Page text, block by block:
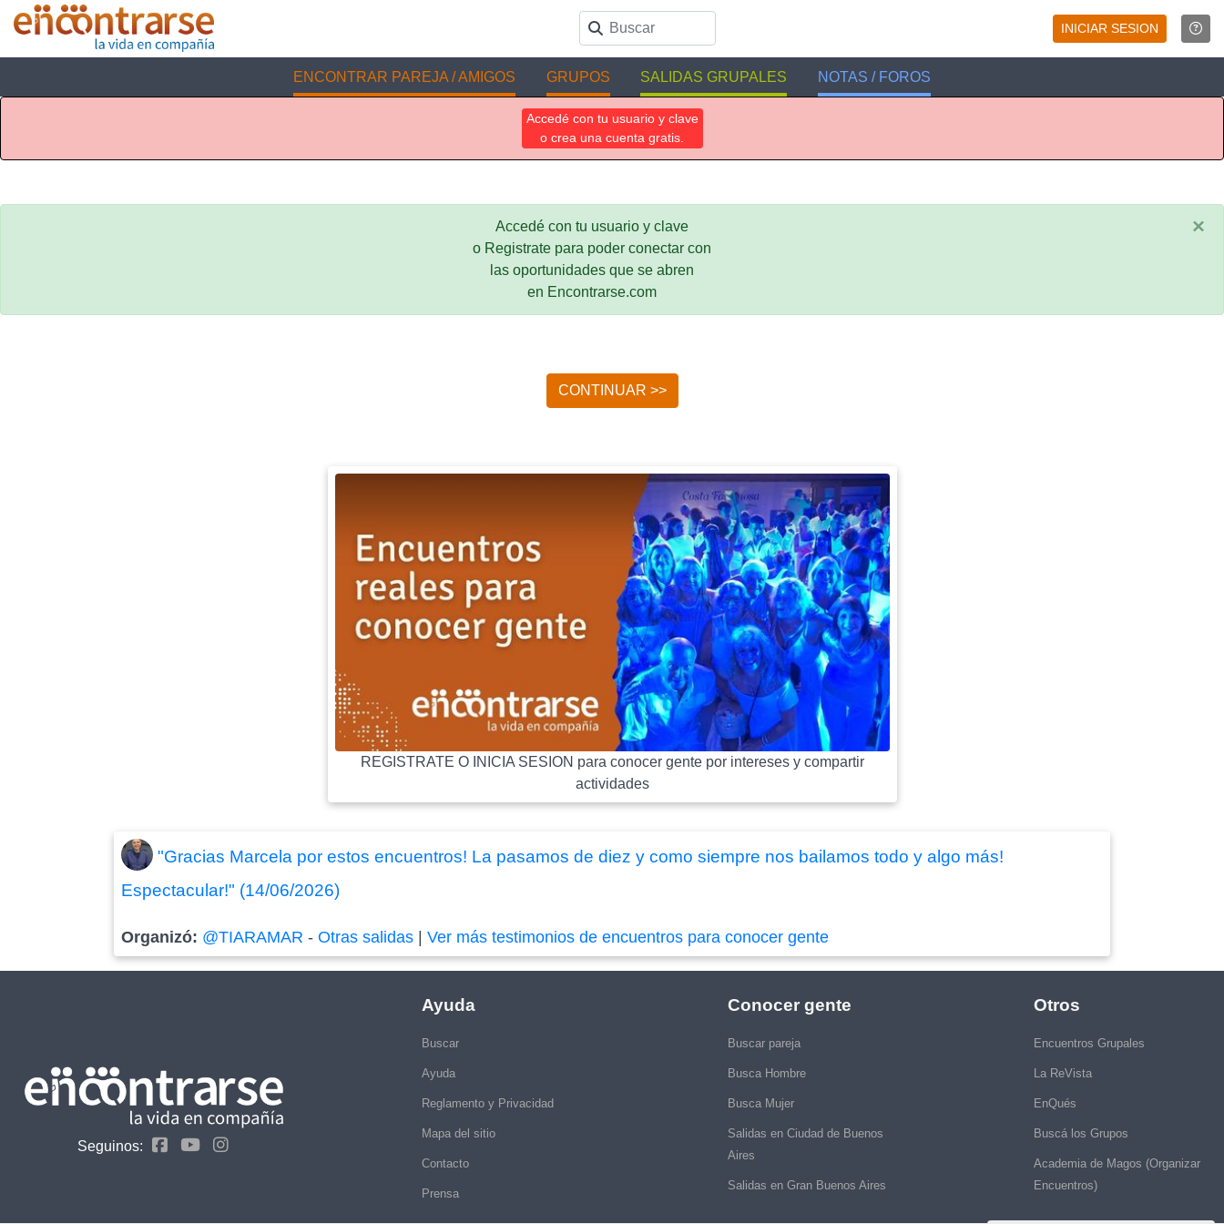
INICIAR SESION
ENCONTRAR PAREJA / AMIGOS GRUPOS SALIDAS GRUPALES NOTAS / FOROS
Accedé con tu usuario y clave
o crea una cuenta gratis.
Accedé con tu usuario y clave
o Registrate para poder conectar con
las oportunidades que se abren
en Encontrarse.com
×
CONTINUAR >>
REGISTRATE O INICIA SESION para conocer gente por intereses y compartir
actividades
"Gracias Marcela por estos encuentros! La pasamos de diez y como siempre nos bailamos todo y algo más!
Espectacular!" (14/06/2026)
Organizó: @TIARAMAR -Otras salidas |Ver más testimonios de encuentros para conocer gente
Seguinos:
Ayuda
Buscar
Ayuda
Reglamento y Privacidad
Mapa del sitio
Contacto
Prensa
Conocer gente
Buscar pareja
Busca Hombre
Busca Mujer
Salidas en Ciudad de Buenos
Aires
Salidas en Gran Buenos Aires
Otros
Encuentros Grupales
La ReVista
EnQués
Buscá los Grupos
Academia de Magos (Organizar
Encuentros)